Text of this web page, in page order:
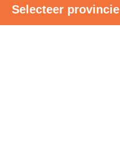
Selecteer provincie